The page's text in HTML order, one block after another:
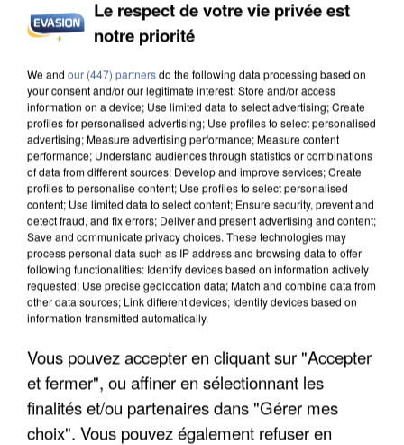
MAFIA INTERPELLÉ EN ALGÉRIE
UN SECOND CADRE DE LA DZ MAFIA
INTERPELLÉ EN ALGÉRIE
Le respect de votre vie privée est
notre priorité
We and our (447) partnersdo the following data processing based on
your consent and/or our legitimate interest: Store and/or access
information on a device; Use limited data to select advertising; Create
profiles for personalised advertising; Use profiles to select personalised
advertising; Measure advertising performance; Measure content
performance; Understand audiences through statistics or combinations
of data from different sources; Develop and improve services; Create
profiles to personalise content; Use profiles to select personalised
content; Use limited data to select content; Ensure security, prevent and
detect fraud, and fix errors; Deliver and present advertising and content;
Save and communicate privacy choices. These technologies may
process personal data such as IP address and browsing data to offer
following functionalities: Identify devices based on information actively
requested; Use precise geolocation data; Match and combine data from
other data sources; Link different devices; Identify devices based on
information transmitted automatically.
Vous pouvez accepter en cliquant sur "Accepter
et fermer", ou affiner en sélectionnant les
finalités et/ou partenaires dans "Gérer mes
choix". Vous pouvez également refuser en